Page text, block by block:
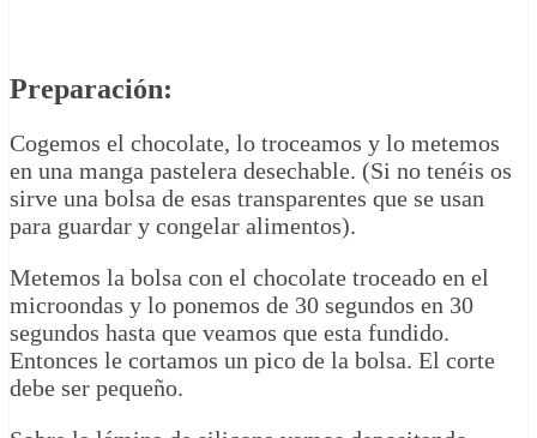
Preparación:
Cogemos el chocolate, lo troceamos y lo metemos
en una manga pastelera desechable. (Si no tenéis os
sirve una bolsa de esas transparentes que se usan
para guardar y congelar alimentos).
Metemos la bolsa con el chocolate troceado en el
microondas y lo ponemos de 30 segundos en 30
segundos hasta que veamos que esta fundido.
Entonces le cortamos un pico de la bolsa. El corte
debe ser pequeño.